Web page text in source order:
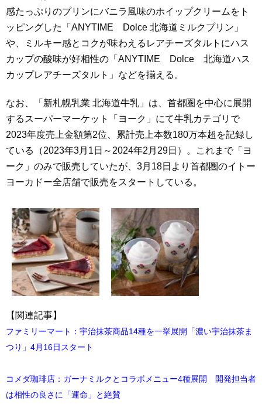
感たっぷりのプリンにバニラ風味のホイップクリームをト
ッピングした「ANYTIME Dolce 北海道ミルクプリン」
や、ミルキー感とコクが味わえるレアチーズタルトにハス
カップの酸味が好相性の「ANYTIME Dolce 北海道ハス
カップレアチーズタルト」などを揃える。
なお、「新札幌乳業 北海道牛乳」は、首都圏を中心に展開
するスーパーマーケット「ヨーク」にて牛乳カテゴリで
2023年度売上金額第2位、累計売上本数180万本超を記録し
ている（2023年3月1日～2024年2月29日）。これまで「ヨ
ーク」のみで販売していたが、3月18日より首都圏のイトー
ヨーカドー全店舗で販売をスタートしている。
【関連記事】
ファミリーマート：宇治抹茶商品14種を一挙展開「濃い宇治抹茶ま
つり」4月16日スタート
コメダ珈琲店：ガーナミルクとコラボメニュー4種展開 開発担当者
は相性の良さに「運命」と絶賛